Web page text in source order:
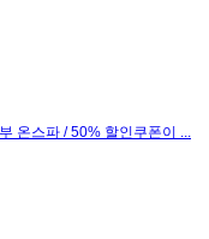
스틴 고르는 방법이에요
온스파 / 50% 할인쿠폰이 ...